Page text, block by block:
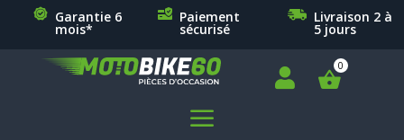
Garantie 6
mois*
Paiement
sécurisé
Livraison 2 à
5 jours

a